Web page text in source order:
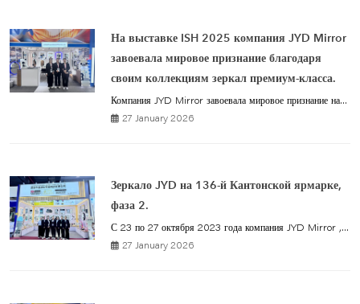
На выставке ISH 2025 компания JYD Mirror
завоевала мировое признание благодаря
своим коллекциям зеркал премиум-класса.
Компания JYD Mirror завоевала мировое признание на...
27 January 2026
Зеркало JYD на 136-й Кантонской ярмарке,
фаза 2.
С 23 по 27 октября 2023 года компания JYD Mirror ,...
27 January 2026